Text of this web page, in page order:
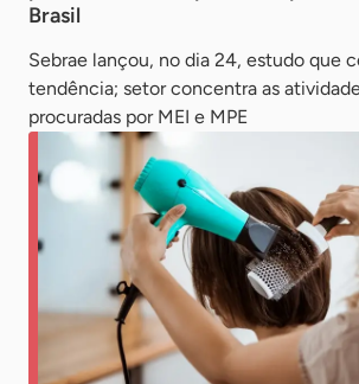
Brasil
Sebrae lançou, no dia 24, estudo que
tendência; setor concentra as
procuradas por MEI e MPE